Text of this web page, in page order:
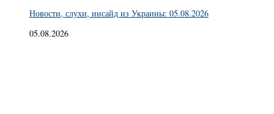
Новости, слухи, инсайд из Украины: 05.08.2026
05.08.2026